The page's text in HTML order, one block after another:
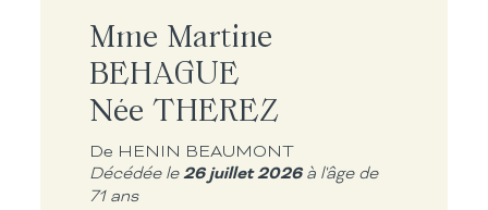
Mme Martine
BEHAGUE
Née THEREZ
De HENIN BEAUMONT
Décédée le26 juillet 2026à l'âge de
71 ans